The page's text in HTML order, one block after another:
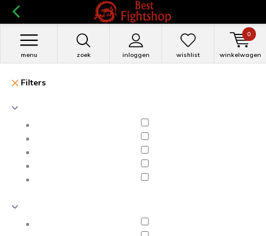
zoek inloggen
menu wishlist winkelwagen
0
Filters